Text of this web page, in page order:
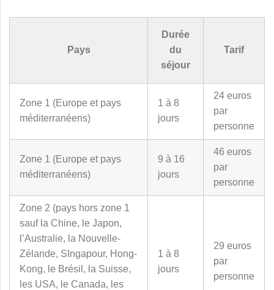
Pays
Durée
du
séjour
Tarif
Zone 1 (Europe et pays
méditerranéens)
1 à 8
jours
24 euros
par
personne
Zone 1 (Europe et pays
méditerranéens)
9 à 16
jours
46 euros
par
personne
Zone 2 (pays hors zone 1
sauf la Chine, le Japon,
l’Australie, la Nouvelle-
Zélande, SIngapour, Hong-
Kong, le Brésil, la Suisse,
les USA, le Canada, les
1 à 8
jours
29 euros
par
personne